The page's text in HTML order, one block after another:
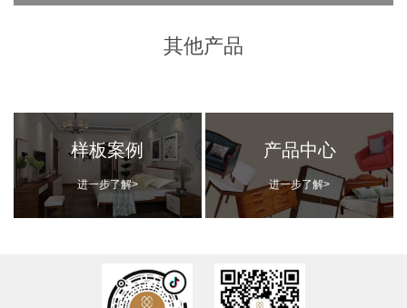
其他产品
样板案例
进一步了解>
产品中心
进一步了解>